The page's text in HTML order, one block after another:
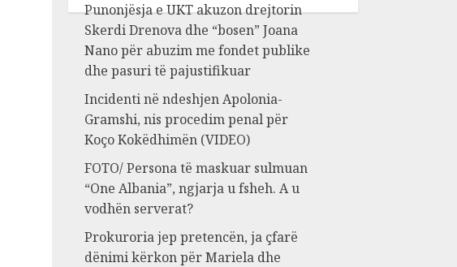
Punonjësja e UKT akuzon drejtorin
Skerdi Drenova dhe “bosen” Joana
Nano për abuzim me fondet publike
dhe pasuri të pajustifikuar
Incidenti në ndeshjen Apolonia-
Gramshi, nis procedim penal për
Koço Kokëdhimën (VIDEO)
FOTO/ Persona të maskuar sulmuan
“One Albania”, ngjarja u fsheh. A u
vodhën serverat?
Prokuroria jep pretencën, ja çfarë
dënimi kërkon për Mariela dhe